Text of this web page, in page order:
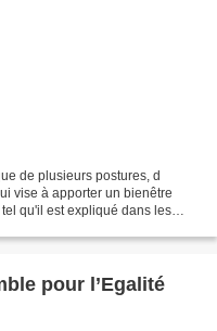
de plusieurs postures, d
vise à apporter un bienêtre
qu'il est expliqué dans les
pour l’Egalité